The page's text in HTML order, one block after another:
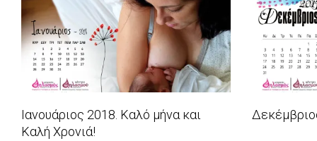
13
Ιανουάριος 2018. Καλό μήνα και
Καλή Χρονιά!